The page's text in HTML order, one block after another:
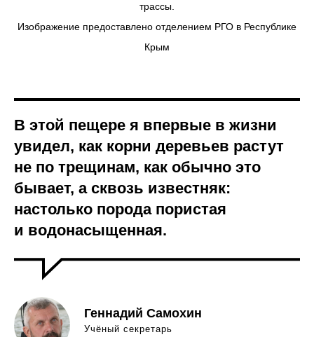
трассы.
Изображение предоставлено отделением РГО в Республике
Крым
В этой пещере я впервые в жизни
увидел, как корни деревьев растут
не по трещинам, как обычно это
бывает, а сквозь известняк:
настолько порода пористая
и водонасыщенная.
Геннадий Самохин
Учёный секретарь